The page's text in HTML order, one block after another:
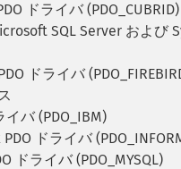
ドライバ (PDO_CUBRID)
SQL Server および
ドライバ
バ (PDO_IBM)
ドライバ
ドライバ (PDO_MYSQL)